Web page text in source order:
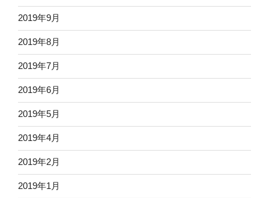
2019年9月
2019年8月
2019年7月
2019年6月
2019年5月
2019年4月
2019年2月
2019年1月